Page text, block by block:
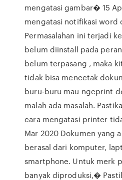
mengatasi gambar� 15
mengatasi notifikasi word
Permasalahan ini terjadi
belum diinstall pada
belum terpasang , maka
tidak bisa mencetak
buru-buru mau ngeprint
malah ada masalah.
cara mengatasi printer
Mar 2020 Dokumen yang
berasal dari komputer,
smartphone. Untuk merk
banyak diproduksi,�